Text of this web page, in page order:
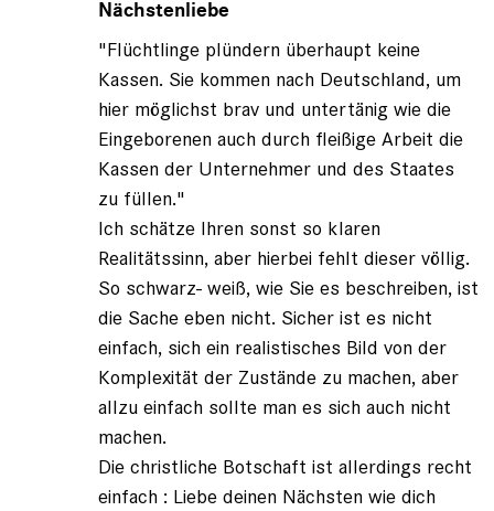
auf
Iwan
der
(nicht
registriert)
Nächstenliebe
"Flüchtlinge plündern überhaupt keine
Kassen. Sie kommen nach Deutschland, um
hier möglichst brav und untertänig wie die
Eingeborenen auch durch fleißige Arbeit die
Kassen der Unternehmer und des Staates
zu füllen."
Ich schätze Ihren sonst so klaren
Realitätssinn, aber hierbei fehlt dieser völlig.
So schwarz- weiß, wie Sie es beschreiben, ist
die Sache eben nicht. Sicher ist es nicht
einfach, sich ein realistisches Bild von der
Komplexität der Zustände zu machen, aber
allzu einfach sollte man es sich auch nicht
machen.
Die christliche Botschaft ist allerdings recht
einfach : Liebe deinen Nächsten wie dich